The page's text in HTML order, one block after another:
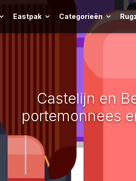
Eastpak Categorieën
Castelijn en
portemonnees